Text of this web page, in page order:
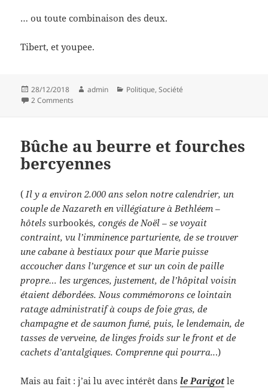
… ou toute combinaison des deux.
Tibert, et youpee.
Posted
on
28/12/2018 Author
admin Categories
Politique,Société
2 Comments
Bûche au beurre et fourches
bercyennes
( Il y a environ 2.000 ans selon notre calendrier, un
couple de Nazareth en villégiature à Bethléem –
hôtelssurbookés, congés de Noël – se voyait
contraint, vu l’imminence parturiente, de se trouver
une cabane à bestiaux pour que Marie puisse
accoucher dans l’urgence et sur un coin de paille
propre… les urgences, justement, de l’hôpital voisin
étaient débordées. Nous commémorons ce lointain
ratage administratif à coups de foie gras, de
champagne et de saumon fumé, puis, le lendemain, de
tasses de verveine, de linges froids sur le front et de
cachets d’antalgiques. Comprenne qui pourra...)
Mais au fait : j’ai lu avec intérêt dansle Parigotle